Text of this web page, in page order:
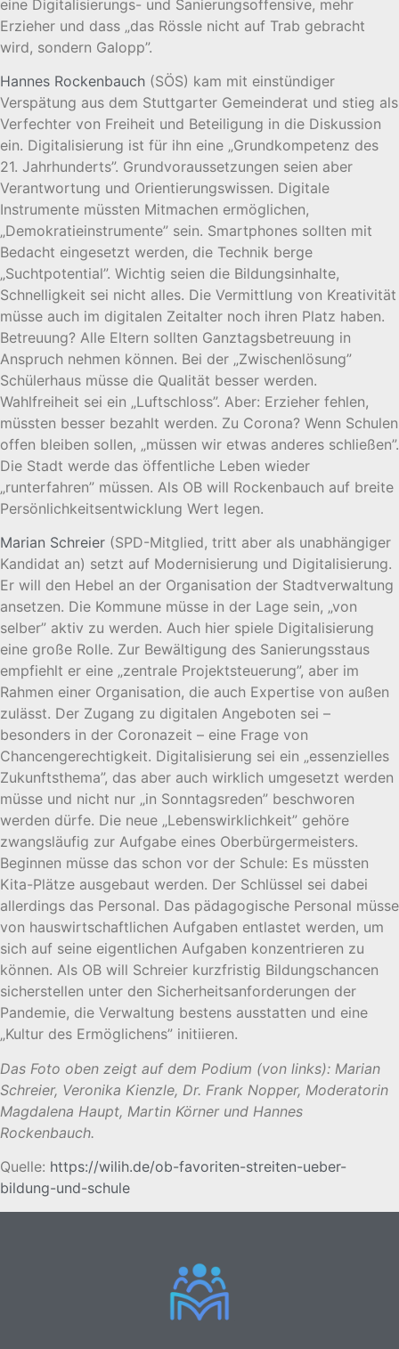
eine Digitalisierungs- und Sanierungsoffensive, mehr
Erzieher und dass „das Rössle nicht auf Trab gebracht
wird, sondern Galopp”.
Hannes Rockenbauch (SÖS) kam mit einstündiger
Verspätung aus dem Stuttgarter Gemeinderat und stieg als
Verfechter von Freiheit und Beteiligung in die Diskussion
ein. Digitalisierung ist für ihn eine „Grundkompetenz des
21. Jahrhunderts”. Grundvoraussetzungen seien aber
Verantwortung und Orientierungswissen. Digitale
Instrumente müssten Mitmachen ermöglichen,
„Demokratieinstrumente” sein. Smartphones sollten mit
Bedacht eingesetzt werden, die Technik berge
„Suchtpotential”. Wichtig seien die Bildungsinhalte,
Schnelligkeit sei nicht alles. Die Vermittlung von Kreativität
müsse auch im digitalen Zeitalter noch ihren Platz haben.
Betreuung? Alle Eltern sollten Ganztagsbetreuung in
Anspruch nehmen können. Bei der „Zwischenlösung”
Schülerhaus müsse die Qualität besser werden.
Wahlfreiheit sei ein „Luftschloss”. Aber: Erzieher fehlen,
müssten besser bezahlt werden. Zu Corona? Wenn Schulen
offen bleiben sollen, „müssen wir etwas anderes schließen”.
Die Stadt werde das öffentliche Leben wieder
„runterfahren” müssen. Als OB will Rockenbauch auf breite
Persönlichkeitsentwicklung Wert legen.
Marian Schreier (SPD-Mitglied, tritt aber als unabhängiger
Kandidat an) setzt auf Modernisierung und Digitalisierung.
Er will den Hebel an der Organisation der Stadtverwaltung
ansetzen. Die Kommune müsse in der Lage sein, „von
selber” aktiv zu werden. Auch hier spiele Digitalisierung
eine große Rolle. Zur Bewältigung des Sanierungsstaus
empfiehlt er eine „zentrale Projektsteuerung”, aber im
Rahmen einer Organisation, die auch Expertise von außen
zulässt. Der Zugang zu digitalen Angeboten sei –
besonders in der Coronazeit – eine Frage von
Chancengerechtigkeit. Digitalisierung sei ein „essenzielles
Zukunftsthema”, das aber auch wirklich umgesetzt werden
müsse und nicht nur „in Sonntagsreden” beschworen
werden dürfe. Die neue „Lebenswirklichkeit” gehöre
zwangsläufig zur Aufgabe eines Oberbürgermeisters.
Beginnen müsse das schon vor der Schule: Es müssten
Kita-Plätze ausgebaut werden. Der Schlüssel sei dabei
allerdings das Personal. Das pädagogische Personal müsse
von hauswirtschaftlichen Aufgaben entlastet werden, um
sich auf seine eigentlichen Aufgaben konzentrieren zu
können. Als OB will Schreier kurzfristig Bildungschancen
sicherstellen unter den Sicherheitsanforderungen der
Pandemie, die Verwaltung bestens ausstatten und eine
„Kultur des Ermöglichens” initiieren.
Das Foto oben zeigt auf dem Podium (von links): Marian
Schreier, Veronika Kienzle, Dr. Frank Nopper, Moderatorin
Magdalena Haupt, Martin Körner und Hannes
Rockenbauch.
Quelle: https://wilih.de/ob-favoriten-streiten-ueber-
bildung-und-schule